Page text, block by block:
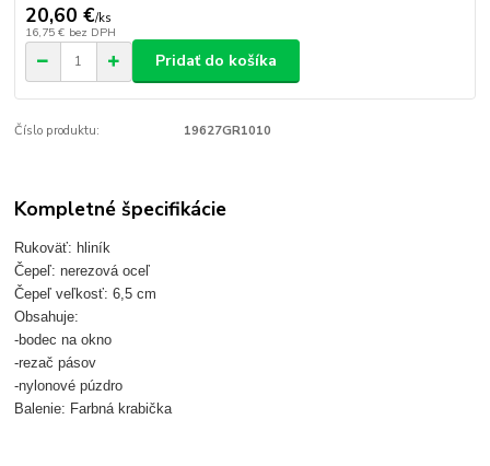
20,60 €/ks
16,75 € bez DPH
Pridať do košíka
Číslo produktu: 19627GR1010
Kompletné špecifikácie
Rukoväť: hliník
Čepeľ: nerezová oceľ
Čepeľ veľkosť: 6,5 cm
Obsahuje:
-bodec na okno
-rezač pásov
-nylonové púzdro
Balenie: Farbná krabička